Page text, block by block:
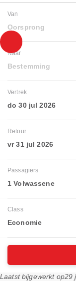
Van
Oorsprong
Naar
Bestemming
Vertrek
do 30 jul 2026
Retour
vr 31 jul 2026
Passagiers
1 Volwassene
Class
Economie
Laatst bijgewerkt op29